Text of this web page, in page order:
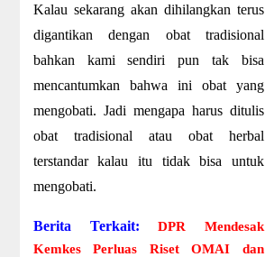
Kalau sekarang akan dihilangkan terus
digantikan dengan obat tradisional
bahkan kami sendiri pun tak bisa
mencantumkan bahwa ini obat yang
mengobati. Jadi mengapa harus ditulis
obat tradisional atau obat herbal
terstandar kalau itu tidak bisa untuk
mengobati.
Berita Terkait:
DPR Mendesak
Kemkes Perluas Riset OMAI dan